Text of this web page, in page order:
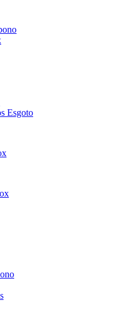
Esgoto